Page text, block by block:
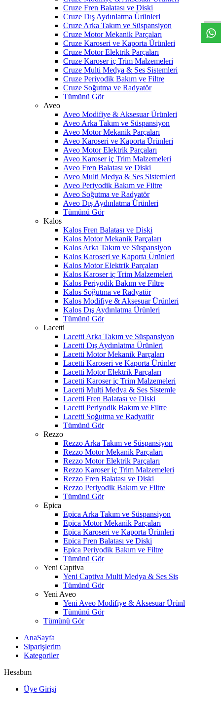
Cruze Fren Balatası ve Diski
Cruze Dış Aydınlatma Ürünleri
Cruze Arka Takım ve Süspansiyon
Cruze Motor Mekanik Parçaları
Cruze Karoseri ve Kaporta Ürünleri
Cruze Motor Elektrik Parçaları
Cruze Karoser iç Trim Malzemeleri
Cruze Multi Medya & Ses Sistemleri
Cruze Periyodik Bakım ve Filtre
Cruze Soğutma ve Radyatör
Tümünü Gör
Aveo
Aveo Modifiye & Aksesuar Ürünleri
Aveo Arka Takım ve Süspansiyon
Aveo Motor Mekanik Parçaları
Aveo Karoseri ve Kaporta Ürünleri
Aveo Motor Elektrik Parçaları
Aveo Karoser iç Trim Malzemeleri
Aveo Fren Balatası ve Diski
Aveo Multi Medya & Ses Sistemleri
Aveo Periyodik Bakım ve Filtre
Aveo Soğutma ve Radyatör
Aveo Dış Aydınlatma Ürünleri
Tümünü Gör
Kalos
Kalos Fren Balatası ve Diski
Kalos Motor Mekanik Parçaları
Kalos Arka Takım ve Süspansiyon
Kalos Karoseri ve Kaporta Ürünleri
Kalos Motor Elektrik Parçaları
Kalos Karoser iç Trim Malzemeleri
Kalos Periyodik Bakım ve Filtre
Kalos Soğutma ve Radyatör
Kalos Modifiye & Aksesuar Ürünleri
Kalos Dış Aydınlatma Ürünleri
Tümünü Gör
Lacetti
Lacetti Arka Takım ve Süspansiyon
Lacetti Dış Aydınlatma Ürünleri
Lacetti Motor Mekanik Parçaları
Lacetti Karoseri ve Kaporta Ürünler
Lacetti Motor Elektrik Parçaları
Lacetti Karoser iç Trim Malzemeleri
Lacetti Multi Medya & Ses Sistemle
Lacetti Fren Balatası ve Diski
Lacetti Periyodik Bakım ve Filtre
Lacetti Soğutma ve Radyatör
Tümünü Gör
Rezzo
Rezzo Arka Takım ve Süspansiyon
Rezzo Motor Mekanik Parçaları
Rezzo Motor Elektrik Parçaları
Rezzo Karoser iç Trim Malzemeleri
Rezzo Fren Balatası ve Diski
Rezzo Periyodik Bakım ve Filtre
Tümünü Gör
Epica
Epica Arka Takım ve Süspansiyon
Epica Motor Mekanik Parçaları
Epica Karoseri ve Kaporta Ürünleri
Epica Fren Balatası ve Diski
Epica Periyodik Bakım ve Filtre
Tümünü Gör
Yeni Captiva
Yeni Captiva Multi Medya & Ses Sis
Tümünü Gör
Yeni Aveo
Yeni Aveo Modifiye & Aksesuar Ürünl
Tümünü Gör
Tümünü Gör
AnaSayfa
Siparişlerim
Kategoriler
Hesabım
Üye Girişi